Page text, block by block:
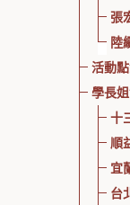
張
陸
活動
學長
十
順
宜
台